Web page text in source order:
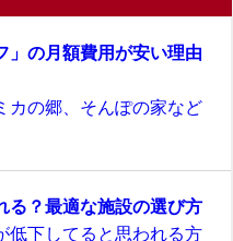
」の月額費用が安い理由
カの郷、そんぽの家など
る？最適な施設の選び方
低下してると思われる方